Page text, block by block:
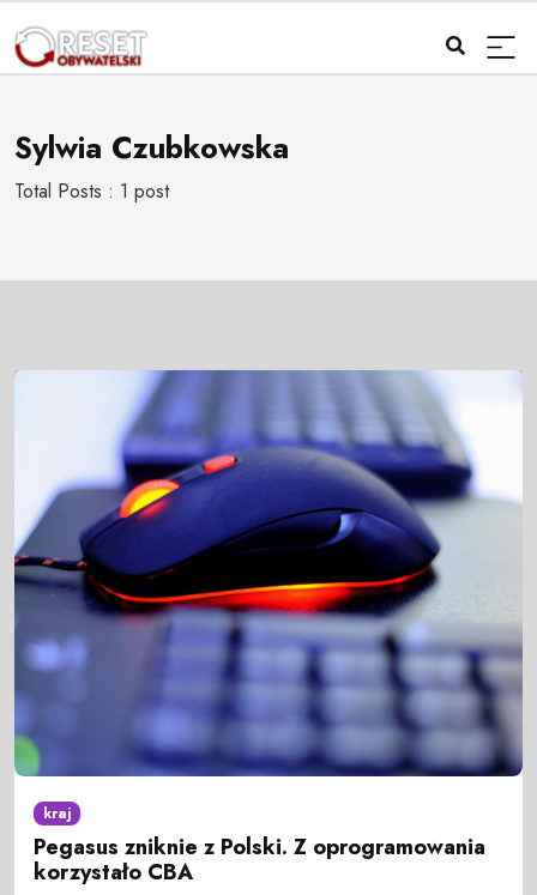
Sylwia Czubkowska
Total Posts : 1 post
kraj
Pegasus zniknie z Polski. Z oprogramowania
korzystało CBA